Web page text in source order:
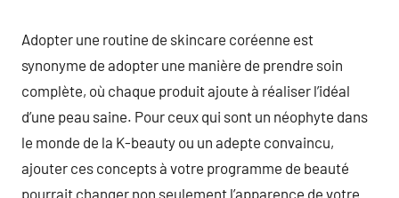
Adopter une routine de skincare coréenne est
synonyme de adopter une manière de prendre soin
complète, où chaque produit ajoute à réaliser l’idéal
d’une peau saine. Pour ceux qui sont un néophyte dans
le monde de la K-beauty ou un adepte convaincu,
ajouter ces concepts à votre programme de beauté
pourrait changer non seulement l’apparence de votre